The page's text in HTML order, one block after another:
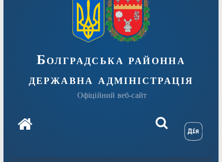
Болградська районна
державна адміністрація
Офіційний веб-сайт